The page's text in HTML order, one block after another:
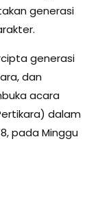
generasi
generasi
dan
acara
dalam
pada Minggu